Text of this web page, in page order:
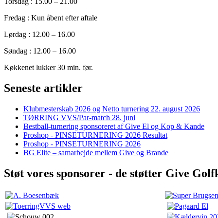
Fredag : Kun åbent efter aftale
Lørdag : 12.00 – 16.00
Søndag : 12.00 – 16.00
Køkkenet lukker 30 min. før.
Seneste artikler
Klubmesterskab 2026 og Netto turnering 22. august 2026
TØRRING VVS/Par-match 28. juni
Bestball-turnering sponsoreret af Give El og Kop & Kande
Proshop - PINSETURNERING 2026 Resultat
Proshop - PINSETURNERING 2026
BG Elite – samarbejde mellem Give og Brande
Støt vores sponsorer - de støtter Give